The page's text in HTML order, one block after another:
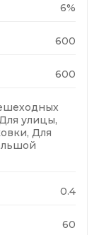
6%
600
600
улицы,
Для
0.4
60